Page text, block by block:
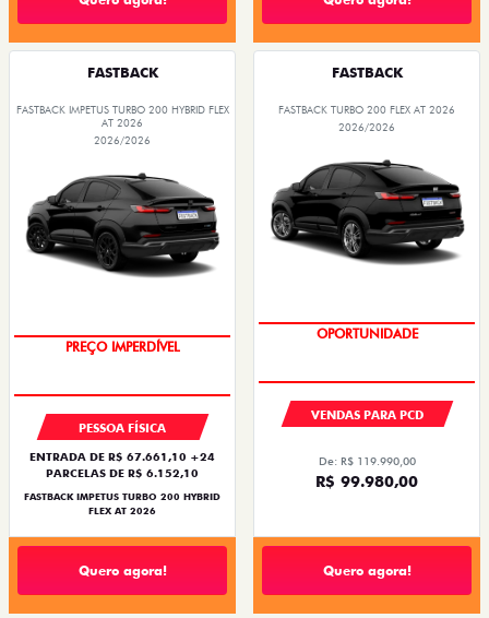
FASTBACK
FASTBACK IMPETUS TURBO 200 HYBRID FLEX
AT 2026
2026/2026
PESSOA FÍSICA
ENTRADA DE R$ 67.661,10 +24
PARCELAS DE R$ 6.152,10
FASTBACK IMPETUS TURBO 200 HYBRID
FLEX AT 2026
Quero agora!
FASTBACK
FASTBACK TURBO 200 FLEX AT 2026
2026/2026
OPORTUNIDADE
VENDAS PARA PCD
De: R$ 119.990,00
R$ 99.980,00
Quero agora!